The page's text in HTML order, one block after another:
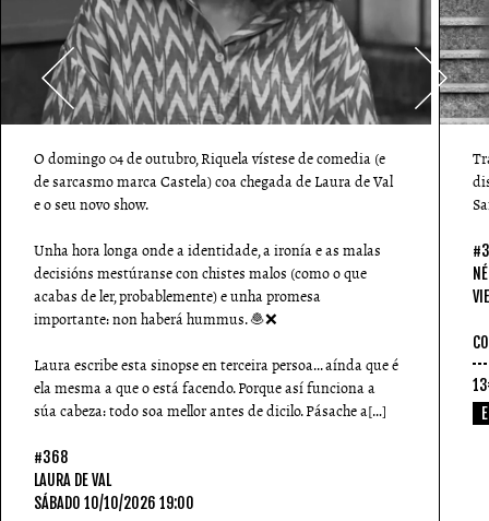
O domingo 04 de outubro, Riquela vístese de comedia (e
de sarcasmo marca Castela) coa chegada de Laura de Val
e o seu novo show.
Unha hora longa onde a identidade, a ironía e as malas
decisións mestúranse con chistes malos (como o que
acabas de ler, probablemente) e unha promesa
importante: non haberá hummus. 🧆❌
Laura escribe esta sinopse en terceira persoa... aínda que é
ela mesma a que o está facendo. Porque así funciona a
súa cabeza: todo soa mellor antes de dicilo. Pásache a[…]
#368
LAURA DE VAL
SÁBADO 10/10/2026 19:00